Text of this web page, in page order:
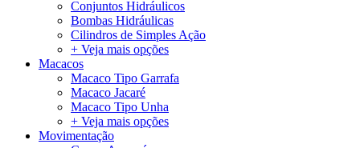
Conjuntos Hidráulicos
Bombas Hidráulicas
Cilindros de Simples Ação
+ Veja mais opções
Macacos
Macaco Tipo Garrafa
Macaco Jacaré
Macaco Tipo Unha
+ Veja mais opções
Movimentação